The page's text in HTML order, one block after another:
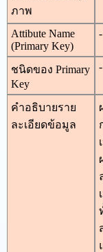
ภาพ
Attibute Name
(Primary Key)
-
ชนิดของ Primary
Key
-
คำอธิบายราย
ละเอียดข้อมูล